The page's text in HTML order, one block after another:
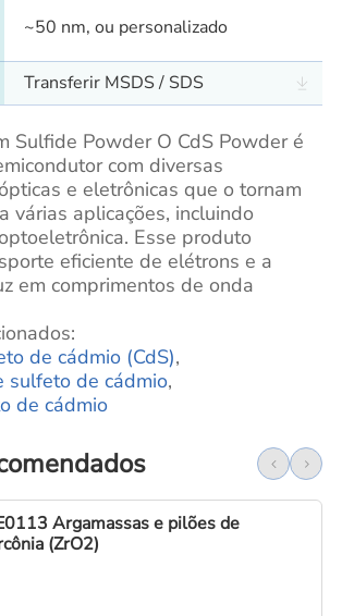
~50 nm, ou personalizado
Transferir MSDS / SDS
Sulfide Powder O CdS Powder é
com diversas
e eletrônicas que o tornam
várias aplicações, incluindo
Esse produto
eficiente de elétrons e a
em comprimentos de onda
de cádmio (CdS),
sulfeto de cádmio,
de cádmio
Argamassas e pilões de
(ZrO2)